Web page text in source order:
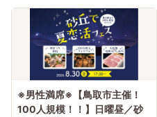
※男性満席※【鳥取市主催！
100人規模！！】日曜昼／砂